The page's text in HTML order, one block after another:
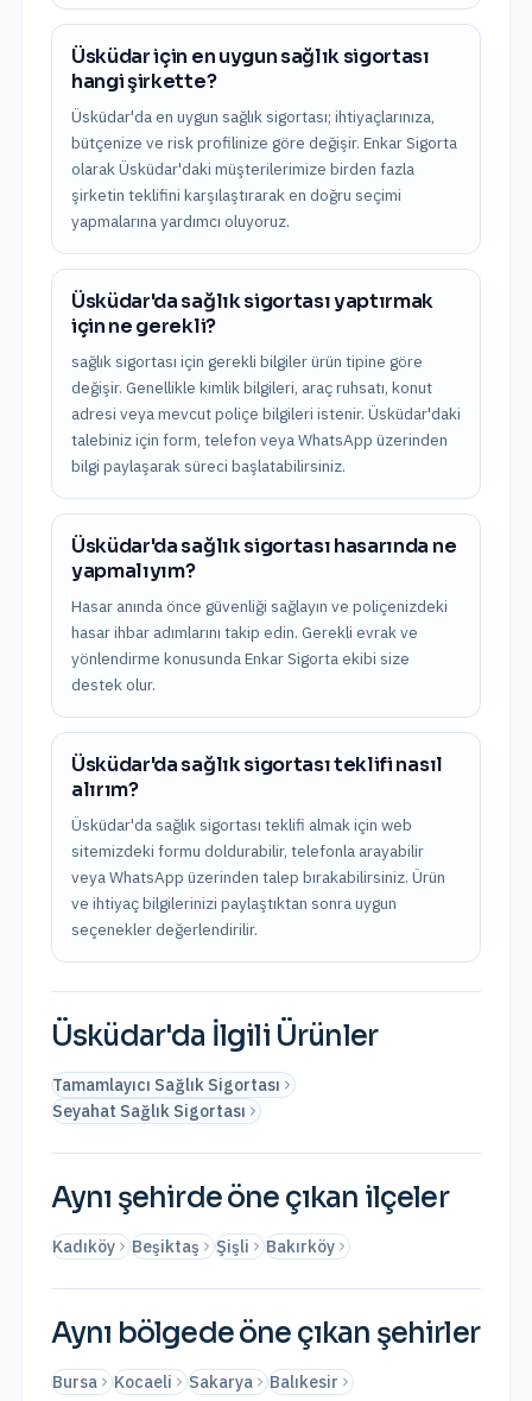
Üsküdar için en uygun sağlık sigortası
hangi şirkette?
Üsküdar'da en uygun sağlık sigortası; ihtiyaçlarınıza,
bütçenize ve risk profilinize göre değişir. Enkar Sigorta
olarak Üsküdar'daki müşterilerimize birden fazla
şirketin teklifini karşılaştırarak en doğru seçimi
yapmalarına yardımcı oluyoruz.
Üsküdar'da sağlık sigortası yaptırmak
için ne gerekli?
sağlık sigortası için gerekli bilgiler ürün tipine göre
değişir. Genellikle kimlik bilgileri, araç ruhsatı, konut
adresi veya mevcut poliçe bilgileri istenir. Üsküdar'daki
talebiniz için form, telefon veya WhatsApp üzerinden
bilgi paylaşarak süreci başlatabilirsiniz.
Üsküdar'da sağlık sigortası hasarında ne
yapmalıyım?
Hasar anında önce güvenliği sağlayın ve poliçenizdeki
hasar ihbar adımlarını takip edin. Gerekli evrak ve
yönlendirme konusunda Enkar Sigorta ekibi size
destek olur.
Üsküdar'da sağlık sigortası teklifi nasıl
alırım?
Üsküdar'da sağlık sigortası teklifi almak için web
sitemizdeki formu doldurabilir, telefonla arayabilir
veya WhatsApp üzerinden talep bırakabilirsiniz. Ürün
ve ihtiyaç bilgilerinizi paylaştıktan sonra uygun
seçenekler değerlendirilir.
Üsküdar'da İlgili Ürünler
Tamamlayıcı Sağlık Sigortası
Seyahat Sağlık Sigortası
Aynı şehirde öne çıkan ilçeler
Kadıköy Beşiktaş Şişli Bakırköy
Aynı bölgede öne çıkan şehirler
Bursa Kocaeli Sakarya Balıkesir